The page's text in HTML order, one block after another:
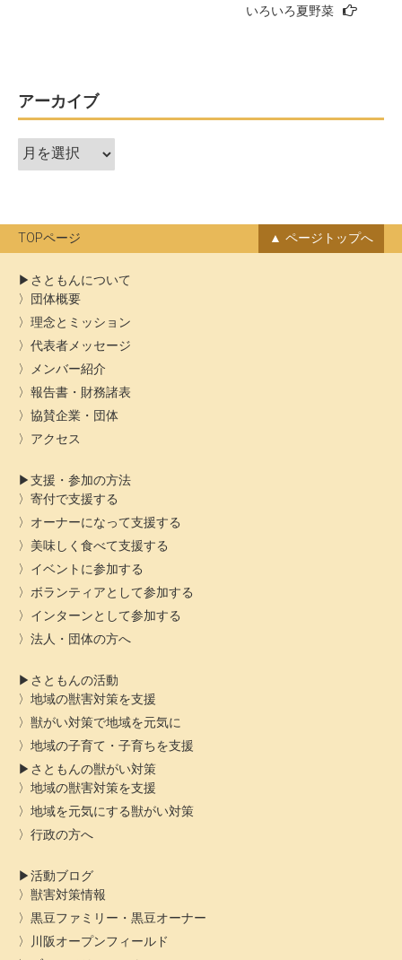
ー
シ
ョ
いろいろ夏野菜
アーカイブ
ア
ー
ブ
TOPページ ページトップへ
さともんについて
団体概要
理念とミッション
代表者メッセージ
メンバー紹介
報告書・財務諸表
協賛企業・団体
アクセス
支援・参加の方法
寄付で支援する
オーナーになって支援する
美味しく食べて支援する
イベントに参加する
ボランティアとして参加する
インターンとして参加する
法人・団体の方へ
さともんの活動
地域の獣害対策を支援
獣がい対策で地域を元気に
地域の子育て・子育ちを支援
さともんの獣がい対策
地域の獣害対策を支援
地域を元気にする獣がい対策
行政の方へ
活動ブログ
獣害対策情報
黒豆ファミリー・黒豆オーナー
川阪オープンフィールド